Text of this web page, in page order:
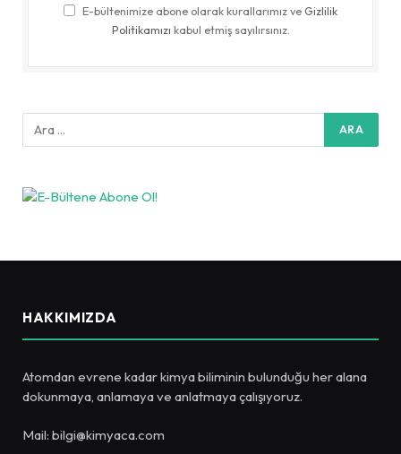
E-bültenimize abone olarak kurallarımız veGizlilik
Politikamızı kabul etmiş sayılırsınız.
HAKKIMIZDA
Atomdan evrene kadar kimya biliminin bulunduğu her alana
dokunmaya, anlamaya ve anlatmaya çalışıyoruz.
Mail: bilgi@kimyaca.com